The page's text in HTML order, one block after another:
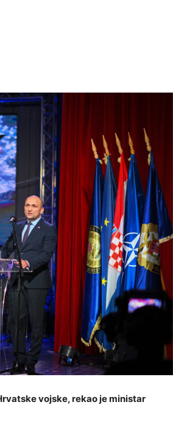
vojske, rekao je ministar